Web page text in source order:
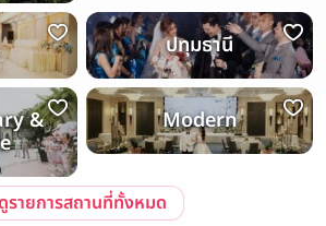
ปทุมธานี
& Modern
รายการสถานที่ทั้งหมด